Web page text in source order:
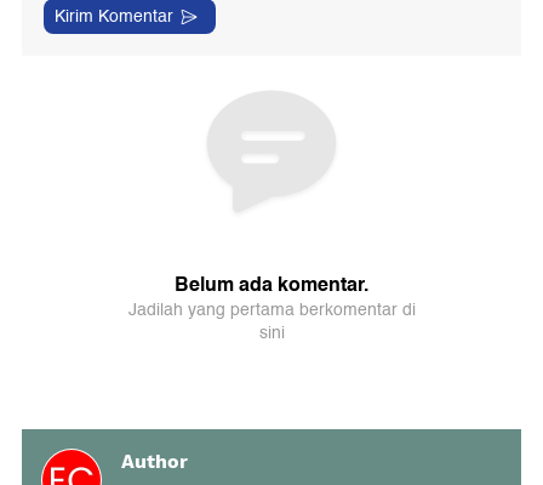
Author